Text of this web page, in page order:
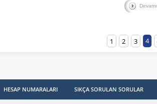
Devamı
1 2 3 4
HESAP NUMARALARI SIKÇA SORULAN SORULAR